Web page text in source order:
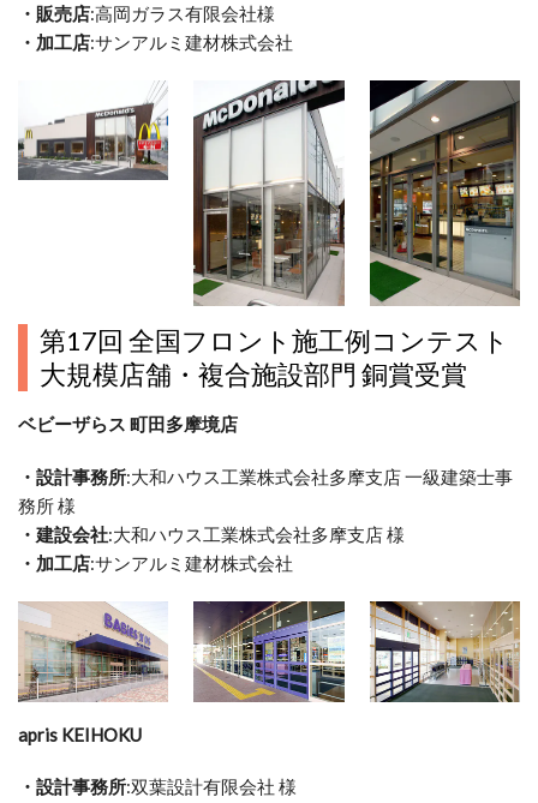
・販売店:高岡ガラス有限会社様
・加工店:サンアルミ建材株式会社
第17回 全国フロント施工例コンテスト
大規模店舗・複合施設部門 銅賞受賞
ベビーザらス 町田多摩境店
・設計事務所:大和ハウス工業株式会社多摩支店 一級建築士事
務所 様
・建設会社:大和ハウス工業株式会社多摩支店 様
・加工店:サンアルミ建材株式会社
apris KEIHOKU
・設計事務所:双葉設計有限会社 様